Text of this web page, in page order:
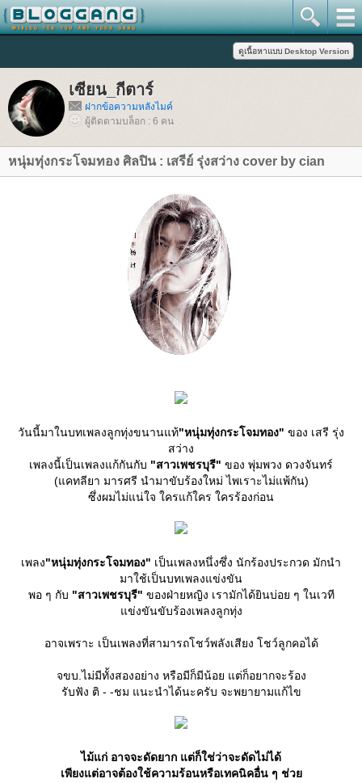
เซียน_กีตาร์
ฝากข้อความหลังไมค์
ผู้ติดตามบล็อก : 6 คน
หนุ่มทุ่งกระโจมทอง ศิลปิน : เสรีย์ รุ่งสว่าง cover by cian
วันนี้มาในบทเพลงลูกทุ่งขนานแท้"หนุ่มทุ่งกระโจมทอง" ของ เสรี รุ่ง
สว่าง
เพลงนี้เป็นเพลงแก้กันกับ "สาวเพชรบุรี" ของ พุ่มพวง ดวงจันทร์
(แคทลียา มารศรี นำมาขับร้องใหม่ ไพเราะไม่แพ้กัน)
ซึ่งผมไม่แน่ใจ ใครแก้ใคร ใครร้องก่อน
เพลง"หนุ่มทุ่งกระโจมทอง" เป็นเพลงหนึ่งซึ่ง นักร้องประกวด มักนำ
มาใช้เป็นบทเพลงแข่งขัน
พอ ๆ กับ "สาวเพชรบุรี" ของฝ่ายหญิง เรามักได้ยินบ่อย ๆ ในเวที
ข่งขันขับร้องเพลงลูกทุ่ง
อาจเพราะ เป็นเพลงที่สามารถโชว์พลังเสียง โชว์ลูกคอได้
จขบ.ไม่มีทั้งสองอย่าง หรือมีก็มีน้อย แต่ก็อยากจะร้อง
รับฟัง ติ - -ชม แนะนำได้นะครับ จะพยายามแก้ไข
ไม้แก่ อาจจะดัดยาก แต่ก็ใช่ว่าจะดัดไม่ได้
เพียงแต่อาจต้องใช้ความร้อนหรือเทคนิคอื่น ๆ ช่ว